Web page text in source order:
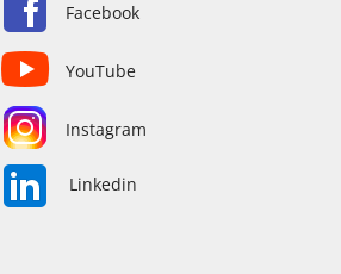
Facebook
YouTube
Instagram
Linkedin